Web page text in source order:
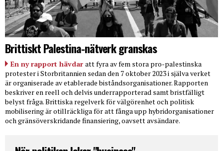
Brittiskt Palestina-nätverk granskas
En ny rapport hävdar att fyra av fem stora pro-palestinska
protester i Storbritannien sedan den 7 oktober 2023 i själva verket
är organiserade av etablerade biståndsorganisationer. Rapporten
beskriver en reell och delvis underrapporterad samt bristfälligt
belyst fråga. Brittiska regelverk för välgörenhet och politisk
mobilisering är otillräckliga för att fånga upp hybridorganisationer
och gränsöverskridande finansiering, oavsett avsändare.